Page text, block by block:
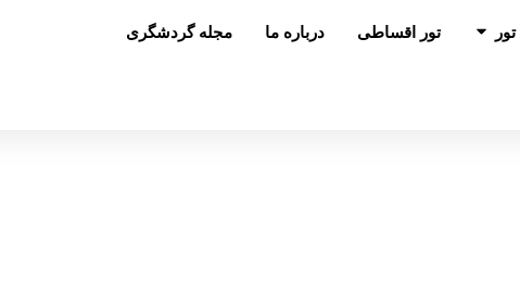
تور باز کردن در تور
تور اقساطی درباره ما مجله گردشگری